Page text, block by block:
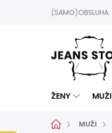
(SAMO)OBSLUHA
ŽENY MUŽI
DomovMUŽI